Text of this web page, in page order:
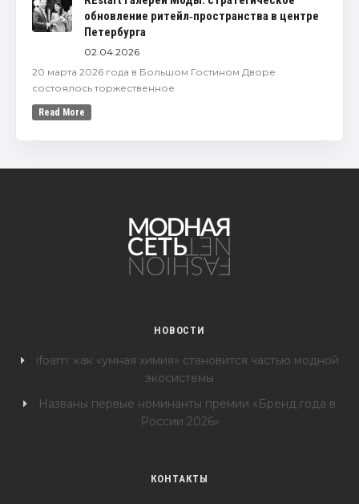
обновление ритейл‑пространства в центре
Петербурга
02.04.2026
20 марта 2026 года в Большом Гостином Дворе
состоялось торжественное
Read More
НОВОСТИ
ifoam: как «умная химия» становится частью модной
экосистемы
Названы первые номинанты премии «Бренд года в
России 2026»
КОНТАКТЫ